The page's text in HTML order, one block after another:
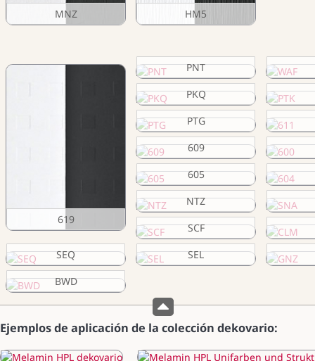
MNZ HM5
619
PNT
PKQ
PTG
609
605
NTZ
SCF
SEQ
SEL
BWD
Ejemplos de aplicación de la colección dekovario: